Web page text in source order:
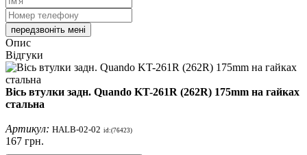
передзвоніть мені
Опис
Відгуки
Вісь втулки задн. Quando KT-261R (262R) 175mm на гайках
стальна
Артикул: HALB-02-02 id:(76423)
167 грн.